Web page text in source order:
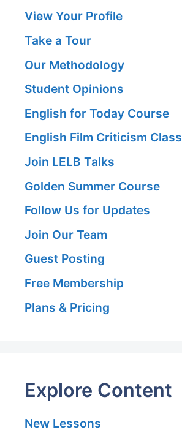
View Your Profile
Take a Tour
Our Methodology
Student Opinions
English for Today Course
English Film Criticism Class
Join LELB Talks
Golden Summer Course
Follow Us for Updates
Join Our Team
Guest Posting
Free Membership
Plans & Pricing
Explore Content
New Lessons